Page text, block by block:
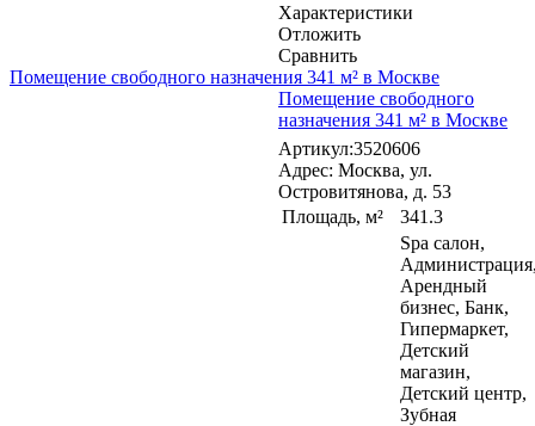
Характеристики
Отложить
Сравнить
Помещение свободного назначения 341 м² в Москве
Помещение свободного
назначения 341 м² в Москве
Артикул:3520606
Адрес: Москва, ул.
Островитянова, д. 53
Площадь, м²
341.3
Spa салон,
Арендный
бизнес, Банк,
Гипермаркет,
Детский
магазин,
Детский центр,
Зубная